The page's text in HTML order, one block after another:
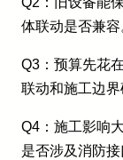
体联动是否兼容
Q3：预算先花
联动和施工边界
Q4：施工影响
是否涉及消防